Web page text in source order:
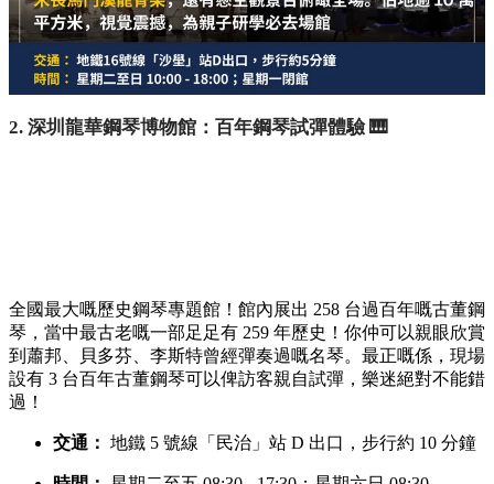
2. 深圳龍華鋼琴博物館：百年鋼琴試彈體驗 🎹
全國最大嘅歷史鋼琴專題館！館內展出 258 台過百年嘅古董鋼
琴，當中最古老嘅一部足足有 259 年歷史！你仲可以親眼欣賞
到蕭邦、貝多芬、李斯特曾經彈奏過嘅名琴。最正嘅係，現場
設有 3 台百年古董鋼琴可以俾訪客親自試彈，樂迷絕對不能錯
過！
交通： 地鐵 5 號線「民治」站 D 出口，步行約 10 分鐘